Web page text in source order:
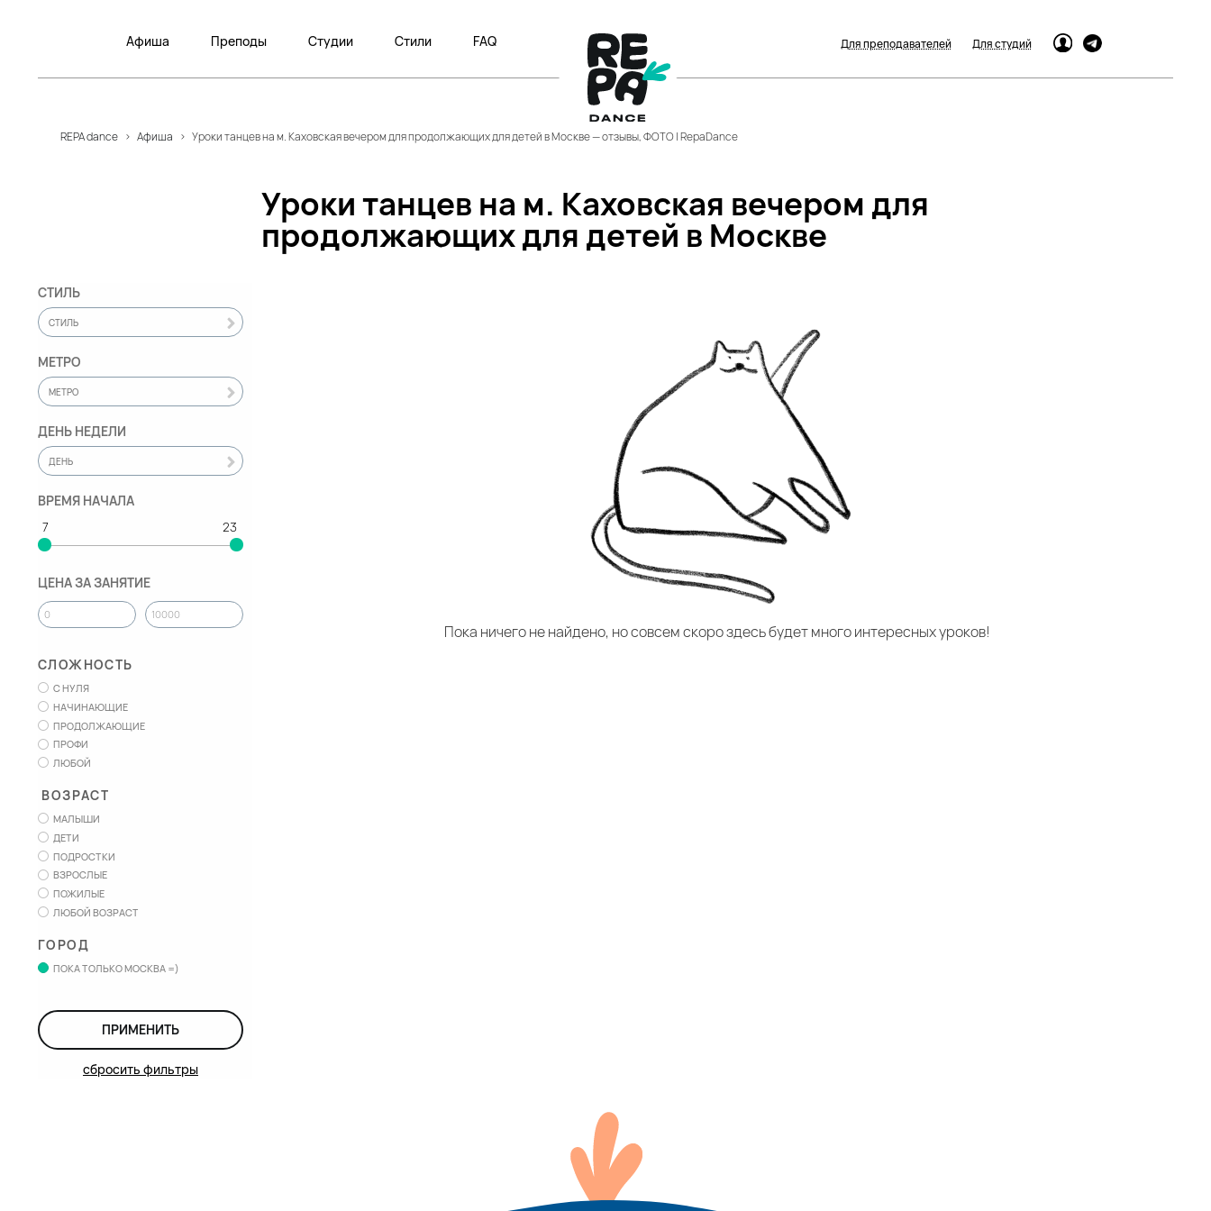
Афиша Преподы Студии Стили FAQ Для преподавателей Для студий
REPA dance > Афиша > Уроки танцев на м. Каховская вечером для продолжающих для детей в Москве — отзывы, ФОТО | RepaDance
Уроки танцев на м. Каховская вечером для
продолжающих для детей в Москве
СТИЛЬ
СТИЛЬ
МЕТРО
МЕТРО
ДЕНЬ НЕДЕЛИ
ДЕНЬ
ВРЕМЯ НАЧАЛА
ЦЕНА ЗА ЗАНЯТИЕ
СЛОЖНОСТЬ
С НУЛЯ
НАЧИНАЮЩИЕ
ПРОДОЛЖАЮЩИЕ
ПРОФИ
ЛЮБОЙ
ВОЗРАСТ
МАЛЫШИ
ДЕТИ
ПОДРОСТКИ
ВЗРОСЛЫЕ
ПОЖИЛЫЕ
ЛЮБОЙ ВОЗРАСТ
ГОРОД
ПОКА ТОЛЬКО МОСКВА =)
ПРИМЕНИТЬ
сбросить фильтры
Пока ничего не найдено, но совсем скоро здесь будет много интересных уроков!